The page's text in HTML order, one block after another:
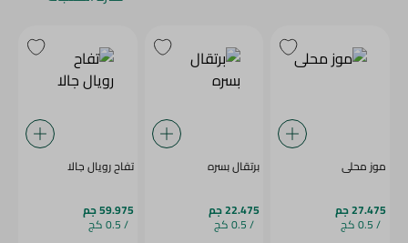
موز محلى
27.475 جم
/ 0.5 كج
برتقال بسره
22.475 جم
/ 0.5 كج
تفاح رويال جالا
59.975 جم
/ 0.5 كج